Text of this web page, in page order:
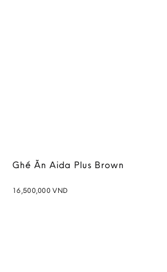
Ghế Ăn Aida Plus Brown
16,500,000VND